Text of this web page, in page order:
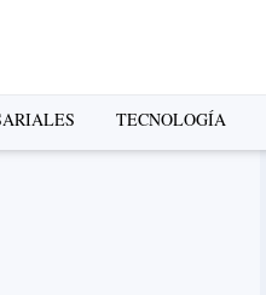
TECNOLOGÍA